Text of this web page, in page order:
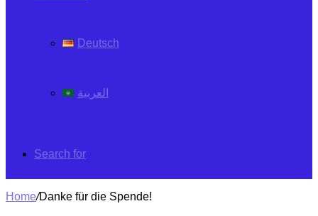
Deutsch
العربية
Search for
Home/Danke für die Spende!